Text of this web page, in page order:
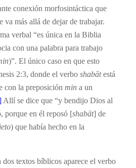
conexión morfosintáctica que
va más allá de dejar de trabajar.
verbal “es única en la Biblia
con una palabra para trabajo
)”. El único caso en que esto
2:3, donde el verbo shabātestá
con la preposición min a un
Allí se dice que “y bendijo Dios al
porque en él reposó [shabāt] de
jeto) que había hecho en la
dos textos bíblicos aparece el verbo